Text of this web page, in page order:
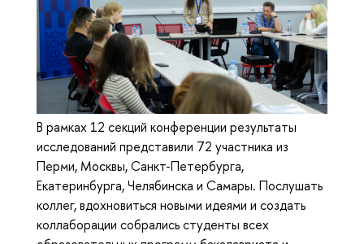
В рамках 12 секций конференции результаты
исследований представили 72 участника из
Перми, Москвы, Санкт-Петербурга,
Екатеринбурга, Челябинска и Самары. Послушать
коллег, вдохновиться новыми идеями и создать
коллаборации собрались студенты всех